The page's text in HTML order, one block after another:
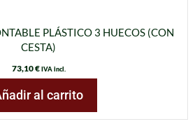
PLÁSTICO 3 HUECOS (CON
CESTA)
73,10€ IVA incl.
al carrito